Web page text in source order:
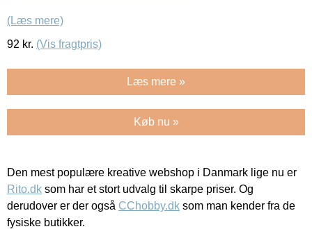
(Læs mere)
92 kr. (Vis fragtpris)
Læs mere »
Køb nu »
Den mest populære kreative webshop i Danmark lige nu er
Rito.dk som har et stort udvalg til skarpe priser. Og
derudover er der også CChobby.dk som man kender fra de
fysiske butikker.